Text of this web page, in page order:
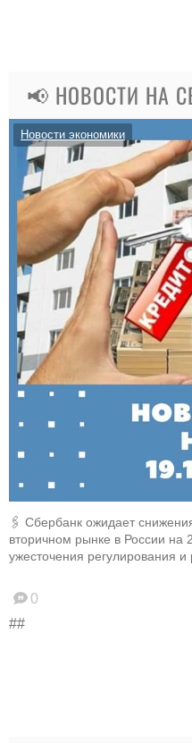
📢 НОВОСТИ НА
Новости экономики
🖇️ Сбербанк ожидает
вторичном рынке в России на
ужесточения регулирования и
0
##